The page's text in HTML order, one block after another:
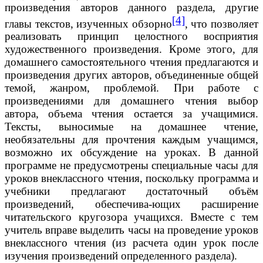
произведения авторов данного раздела, другие
главы текстов, изученных обзорно[4], что позволяет
реализовать принцип целостного восприятия
художественного произведения. Кроме этого, для
домашнего самостоятельного чтения предлагаются и
произведения других авторов, объединенные общей
темой, жанром, проблемой. При работе с
произведениями для домашнего чтения выбор
автора, объема чтения остается за учащимися.
Тексты, выносимые на домашнее чтение,
необязательны для прочтения каждым учащимся,
возможно их обсуждение на уроках. В данной
программе не предусмотрены специальные часы для
уроков внеклассного чтения, поскольку программа и
учебники предлагают достаточный объём
произведений, обеспечива-ющих расширение
читательского кругозора учащихся. Вместе с тем
учитель вправе выделить часы на проведение уроков
внеклассного чтения (из расчета один урок после
изучения произведений определенного раздела).